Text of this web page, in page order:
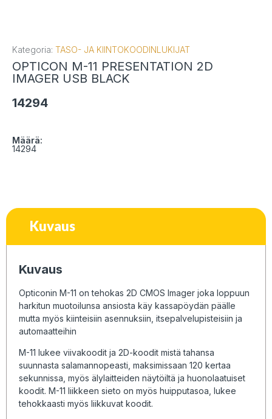
Kategoria: TASO- JA KIINTOKOODINLUKIJAT
OPTICON M-11 PRESENTATION 2D
IMAGER USB BLACK
14294
Määrä:
14294
Kuvaus
Kuvaus
Opticonin M-11 on tehokas 2D CMOS Imager joka loppuun
harkitun muotoilunsa ansiosta käy kassapöydän päälle
mutta myös kiinteisiin asennuksiin, itsepalvelupisteisiin ja
automaatteihin
M-11 lukee viivakoodit ja 2D-koodit mistä tahansa
suunnasta salamannopeasti, maksimissaan 120 kertaa
sekunnissa, myös älylaitteiden näytöiltä ja huonolaatuiset
koodit. M-11 liikkeen sieto on myös huipputasoa, lukee
tehokkaasti myös liikkuvat koodit.